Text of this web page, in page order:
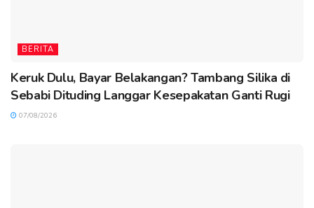
BERITA
Keruk Dulu, Bayar Belakangan? Tambang Silika di
Sebabi Dituding Langgar Kesepakatan Ganti Rugi
07/08/2026